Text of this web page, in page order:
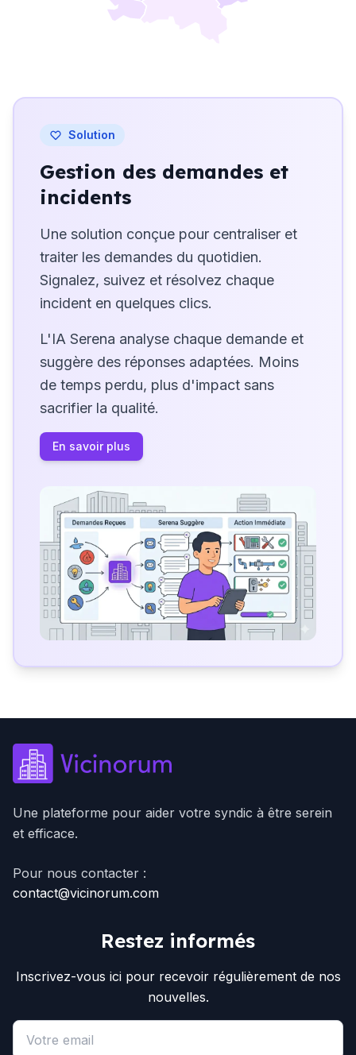
Solution
Gestion des demandes et
incidents
Une solution conçue pour centraliser et
traiter les demandes du quotidien.
Signalez, suivez et résolvez chaque
incident en quelques clics.
L'IA Serena analyse chaque demande et
suggère des réponses adaptées. Moins
de temps perdu, plus d'impact sans
sacrifier la qualité.
En savoir plus
Une plateforme pour aider votre syndic à être serein
et efficace.
Pour nous contacter :
contact@vicinorum.com
Restez informés
Inscrivez-vous ici pour recevoir régulièrement de nos
nouvelles.
Email address